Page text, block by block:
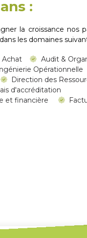
:
la croissance nos
les domaines
Achat
Audit &
Opérationnelle
Direction des
d'accréditation
et financière